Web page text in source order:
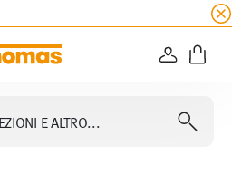
di sconto extra! Fino al
ACCEDI
E ALTRO...